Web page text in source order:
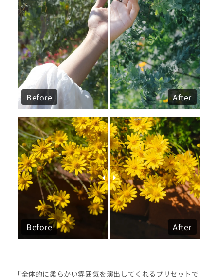
Before After
Before After
「全体的に柔らかい雰囲気を演出してくれるプリセットで